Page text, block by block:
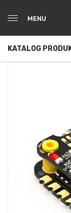
MENU
KATALOG